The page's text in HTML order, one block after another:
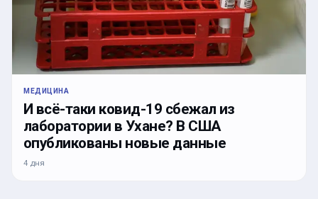
МЕДИЦИНА
И всё-таки ковид-19 сбежал из
лаборатории в Ухане? В США
опубликованы новые данные
4 дня